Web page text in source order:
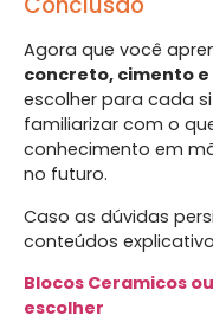
Agora que você
concreto, cimento
escolher para cada
familiarizar com o
conhecimento em
no futuro.
Caso as dúvidas
conteúdos
Blocos Ceramicos
escolher